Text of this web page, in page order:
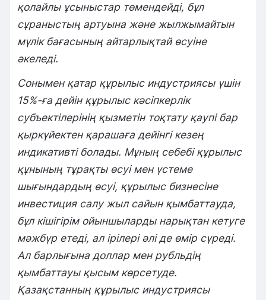
қолайлы ұсыныстар төмендейді, бұл
сұраныстың артуына және жылжымайтын
мүлік бағасының айтарлықтай өсуіне
әкеледі.
Сонымен қатар құрылыс индустриясы үшін
15%-ға дейін құрылыс кәсіпкерлік
субъектілерінің қызметін тоқтату қаупі бар
қыркүйектен қарашаға дейінгі кезең
индикативті болады. Мұның себебі құрылыс
құнының тұрақты өсуі мен үстеме
шығындардың өсуі, құрылыс бизнесіне
инвестиция салу жыл сайын қымбаттауда,
бұл кішігірім ойыншыларды нарықтан кетуге
мәжбүр етеді, ал ірілері әлі де өмір сүреді.
Ал барлығына доллар мен рубльдің
қымбаттауы қысым көрсетуде.
Қазақстанның құрылыс индустриясы